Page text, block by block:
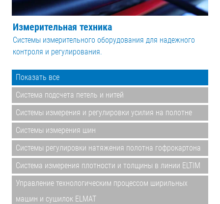
Компания
Измерительная техника
Системы измерительного оборудования для надежного
контроля и регулирования.
Показать все
Система подсчета петель и нитей
Системы измерения и регулировки усилия на полотне
Системы измерения шин
Системы регулировки натяжения полотна гофрокартона
Система измерения плотности и толщины в линии ELTIM
Управление технологическим процессом ширильных
машин и сушилок ELMAT